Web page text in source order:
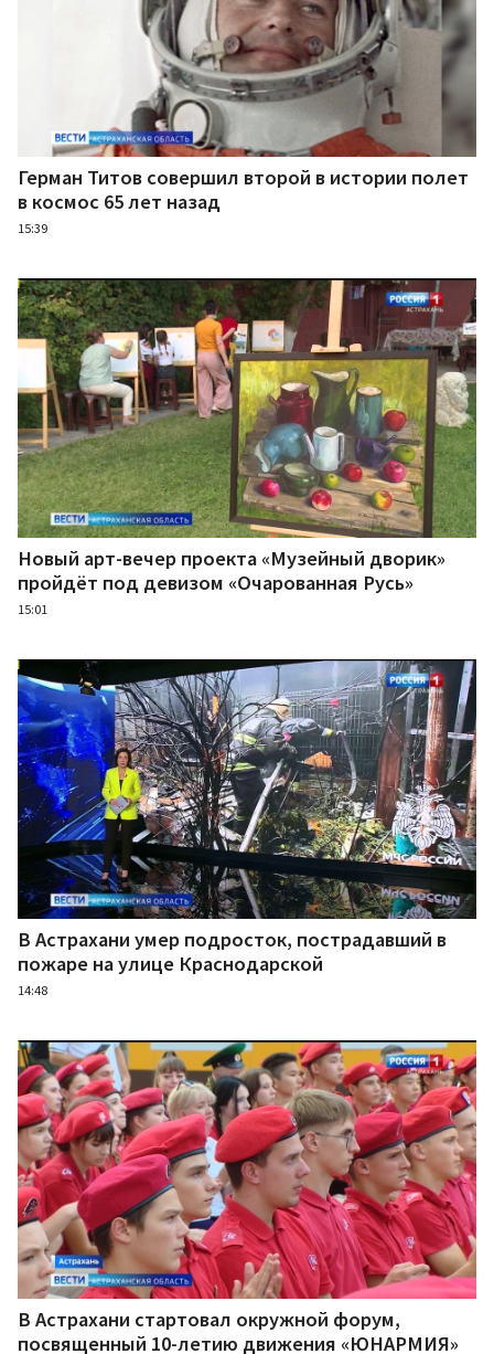
Герман Титов совершил второй в истории полет
в космос 65 лет назад
15:39
Новый арт-вечер проекта «Музейный дворик»
пройдёт под девизом «Очарованная Русь»
15:01
В Астрахани умер подросток, пострадавший в
пожаре на улице Краснодарской
14:48
В Астрахани стартовал окружной форум,
посвященный 10-летию движения «ЮНАРМИЯ»